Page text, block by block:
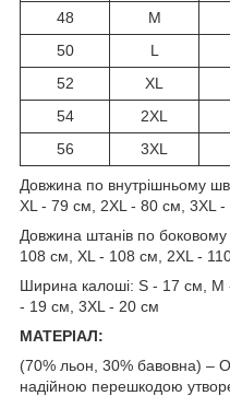
48
M
50
L
52
XL
54
2XL
56
3XL
Довжина по внутрішньому
XL - 79 см, 2XL - 80 см, 3XL -
Довжина штанів по
108 см, XL - 108 см, 2XL -
Ширина калоші: S - 17 см, M
- 19 см, 3XL - 20 см
МАТЕРІАЛ:
(70% льон, 30% бавовна) –
надійною перешкодою